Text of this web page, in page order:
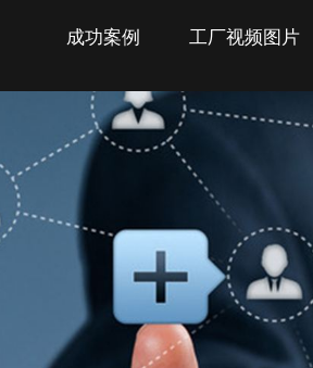
成功案例 工厂视频图片